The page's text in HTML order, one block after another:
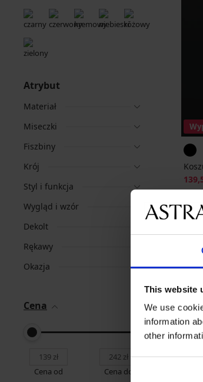
This website
We use
information
other
Atrybut
Materiał
Miseczki
Fiszbiny
Krój
Styl i funkcja
Wygląd i wzór
Dekolt
Rękawy
Okazja
Cena
Cena od Cena do